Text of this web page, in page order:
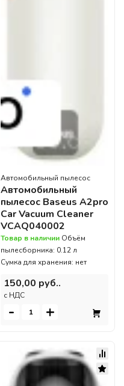
Автомобильный пылесос
Автомобильный
пылесос Baseus A2pro
Car Vacuum Cleaner
VCAQ040002
Товар в наличии Объём
пылесборника: 0.12 л
Сумка для хранения: нет
150,00 руб..
c НДС
- +